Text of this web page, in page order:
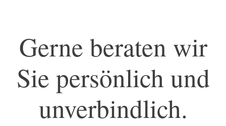
Gerne beraten wir
Sie persönlich und
unverbindlich.